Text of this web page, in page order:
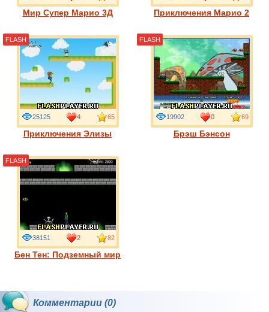
Мир Супер Марио 3Д Приключения Марио 2
Приключения Элизы
25125 4 65
FLASH
Брэш Бэнсон
19902 0 69
FLASH
Бен Тен: Подземный мир
38151 2 82
FLASH
Комментарии (0)